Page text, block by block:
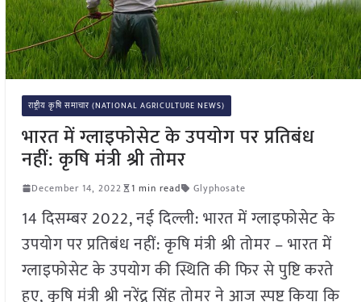
राष्ट्रीय कृषि समाचार (NATIONAL AGRICULTURE NEWS)
भारत में ग्लाइफोसेट के उपयोग पर प्रतिबंध
नहीं: कृषि मंत्री श्री तोमर
December 14, 2022 1 min read Glyphosate
14 दिसम्बर 2022, नई दिल्ली: भारत में ग्लाइफोसेट के
उपयोग पर प्रतिबंध नहीं: कृषि मंत्री श्री तोमर – भारत में
ग्लाइफोसेट के उपयोग की स्थिति की फिर से पुष्टि करते
हुए, कृषि मंत्री श्री नरेंद्र सिंह तोमर ने आज स्पष्ट किया कि